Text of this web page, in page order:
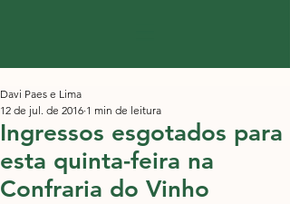
Ingressos esgotados para
esta quinta-feira na
Confraria do Vinho
Davi Paes e Lima
12 de jul. de 2016 1 min de leitura